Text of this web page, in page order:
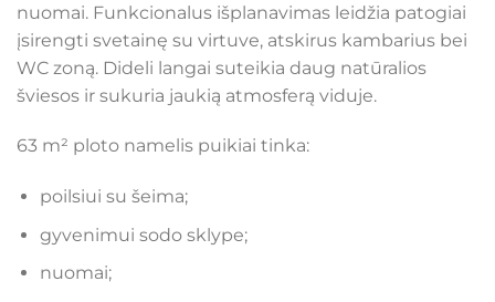
nuomai. Funkcionalus išplanavimas leidžia patogiai
įsirengti svetainę su virtuve, atskirus kambarius bei
WC zoną. Dideli langai suteikia daug natūralios
šviesos ir sukuria jaukią atmosferą viduje.
63 m² ploto namelis puikiai tinka:
poilsiui su šeima;
gyvenimui sodo sklype;
nuomai;